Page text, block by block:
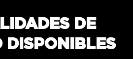
DE
DISPONIBLES